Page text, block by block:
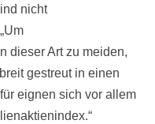
nicht
dieser Art zu meiden,
gestreut in einen
eignen sich vor allem